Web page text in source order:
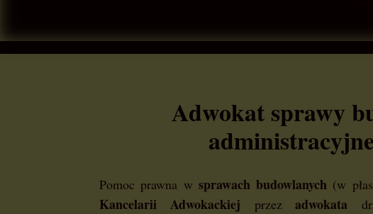
Adwokat sprawy
Pomoc prawna w sprawach budowlanych (w
Kancelarii Adwokackiej przezadwokata